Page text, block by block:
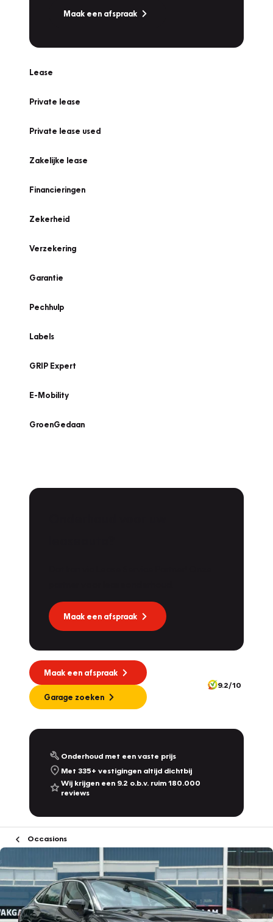
Maak een afspraak
Lease
Private lease
Private lease used
Zakelijke lease
Financieringen
Zekerheid
Verzekering
Garantie
Pechhulp
Labels
GRIP Expert
E-Mobility
GroenGedaan
Maak een afspraak
Maak een afspraak
Garage zoeken
9.2/10
Onderhoud met een vaste prijs
Met 335+ vestigingen altijd dichtbij
Wij krijgen een 9.2 o.b.v. ruim 180.000
reviews
Occasions